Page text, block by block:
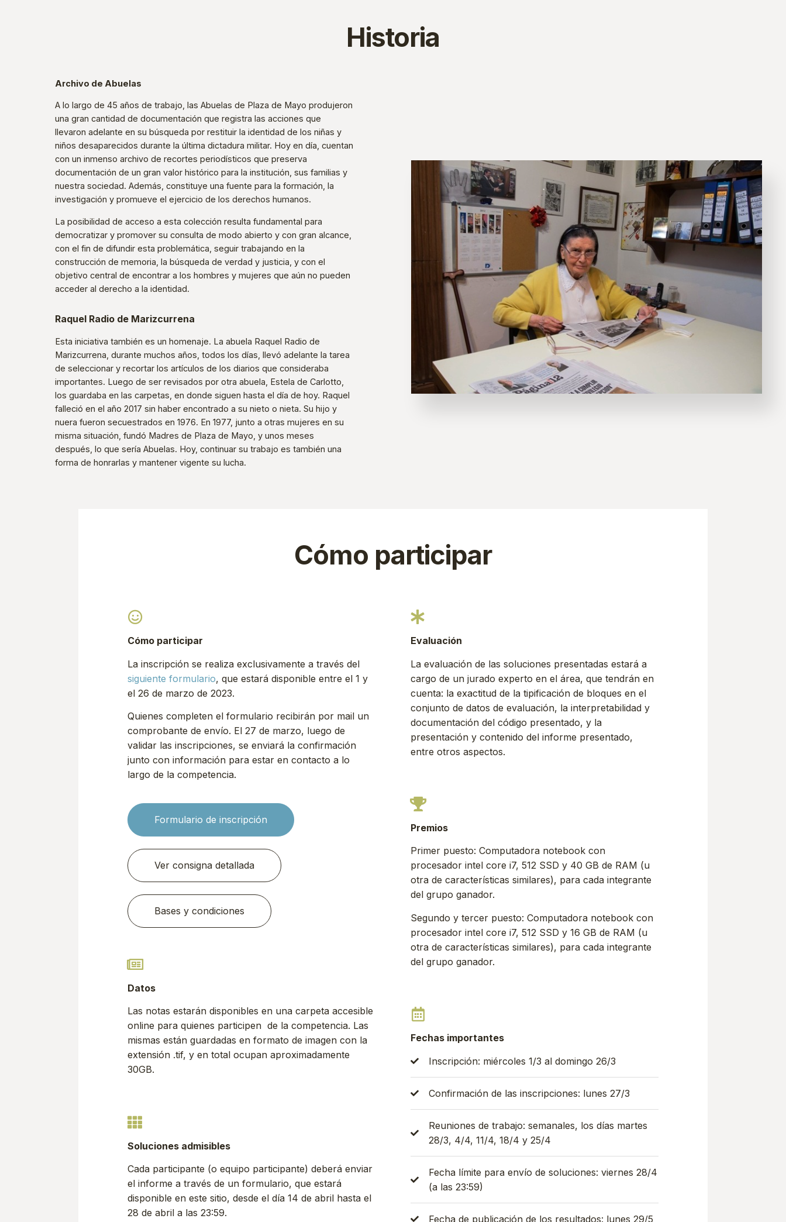
Historia
Archivo de Abuelas
A lo largo de 45 años de trabajo, las Abuelas de Plaza de Mayo produjeron
una gran cantidad de documentación que registra las acciones que
llevaron adelante en su búsqueda por restituir la identidad de los niñas y
niños desaparecidos durante la última dictadura militar. Hoy en día, cuentan
con un inmenso archivo de recortes periodísticos que preserva
documentación de un gran valor histórico para la institución, sus familias y
nuestra sociedad. Además, constituye una fuente para la formación, la
investigación y promueve el ejercicio de los derechos humanos.
La posibilidad de acceso a esta colección resulta fundamental para
democratizar y promover su consulta de modo abierto y con gran alcance,
con el fin de difundir esta problemática, seguir trabajando en la
construcción de memoria, la búsqueda de verdad y justicia, y con el
objetivo central de encontrar a los hombres y mujeres que aún no pueden
acceder al derecho a la identidad.
Raquel Radio de Marizcurrena
Esta iniciativa también es un homenaje. La abuela Raquel Radio de
Marizcurrena, durante muchos años, todos los días, llevó adelante la tarea
de seleccionar y recortar los artículos de los diarios que consideraba
importantes. Luego de ser revisados por otra abuela, Estela de Carlotto,
los guardaba en las carpetas, en donde siguen hasta el día de hoy. Raquel
falleció en el año 2017 sin haber encontrado a su nieto o nieta. Su hijo y
nuera fueron secuestrados en 1976. En 1977, junto a otras mujeres en su
misma situación, fundó Madres de Plaza de Mayo, y unos meses
después, lo que sería Abuelas. Hoy, continuar su trabajo es también una
forma de honrarlas y mantener vigente su lucha.
Cómo participar
Cómo participar
La inscripción se realiza exclusivamente a través del
siguiente formulario, que estará disponible entre el 1 y
el 26 de marzo de 2023.
Quienes completen el formulario recibirán por mail un
comprobante de envío. El 27 de marzo, luego de
validar las inscripciones, se enviará la confirmación
junto con información para estar en contacto a lo
largo de la competencia.
Formulario de inscripción
Ver consigna detallada
Bases y condiciones
Datos
Las notas estarán disponibles en una carpeta accesible
online para quienes participen de la competencia. Las
mismas están guardadas en formato de imagen con la
extensión .tif, y en total ocupan aproximadamente
30GB.
Soluciones admisibles
Cada participante (o equipo participante) deberá enviar
el informe a través de un formulario, que estará
disponible en este sitio, desde el día 14 de abril hasta el
28 de abril a las 23:59.
Evaluación
La evaluación de las soluciones presentadas estará a
cargo de un jurado experto en el área, que tendrán en
cuenta: la exactitud de la tipificación de bloques en el
conjunto de datos de evaluación, la interpretabilidad y
documentación del código presentado, y la
presentación y contenido del informe presentado,
entre otros aspectos.
Premios
Primer puesto: Computadora notebook con
procesador intel core i7, 512 SSD y 40 GB de RAM (u
otra de características similares), para cada integrante
del grupo ganador.
Segundo y tercer puesto: Computadora notebook con
procesador intel core i7, 512 SSD y 16 GB de RAM (u
otra de características similares), para cada integrante
del grupo ganador.
Fechas importantes
Inscripción: miércoles 1/3 al domingo 26/3
Confirmación de las inscripciones: lunes 27/3
Reuniones de trabajo: semanales, los días martes
28/3, 4/4, 11/4, 18/4 y 25/4
Fecha límite para envío de soluciones: viernes 28/4
(a las 23:59)
Fecha de publicación de los resultados: lunes 29/5